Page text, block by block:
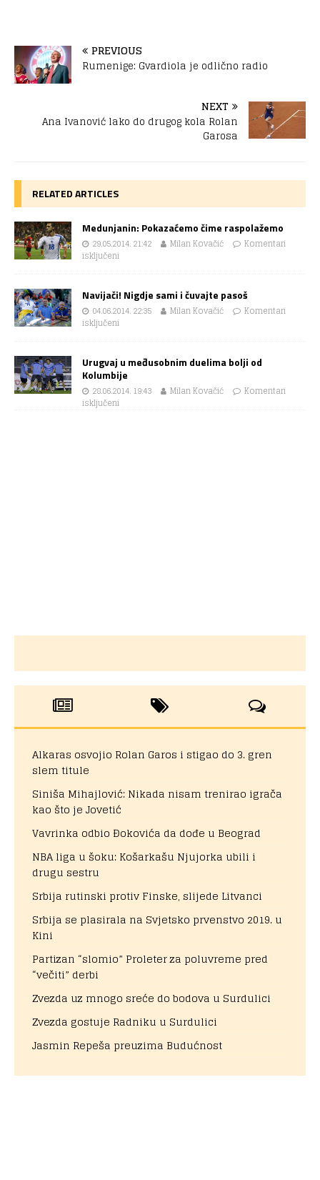
PREVIOUS
Rumenige: Gvardiola je odlično radio
NEXT
Ana Ivanović lako do drugog kola Rolan
Garosa
RELATED ARTICLES
Medunjanin: Pokazaćemo čime raspolažemo
29.05.2014. 21:42 Milan Kovačić
Komentari
isključeni
Navijači! Nigdje sami i čuvajte pasoš
04.06.2014. 22:35 Milan Kovačić
Komentari
isključeni
Urugvaj u međusobnim duelima bolji od
Kolumbije
28.06.2014. 19:43 Milan Kovačić
Komentari
isključeni
Alkaras osvojio Rolan Garos i stigao do 3. gren
slem titule
Siniša Mihajlović: Nikada nisam trenirao igrača
kao što je Jovetić
Vavrinka odbio Đokovića da dođe u Beograd
NBA liga u šoku: Košarkašu Njujorka ubili i
drugu sestru
Srbija rutinski protiv Finske, slijede Litvanci
Srbija se plasirala na Svjetsko prvenstvo 2019. u
Kini
Partizan “slomio” Proleter za poluvreme pred
“večiti” derbi
Zvezda uz mnogo sreće do bodova u Surdulici
Zvezda gostuje Radniku u Surdulici
Jasmin Repeša preuzima Budućnost